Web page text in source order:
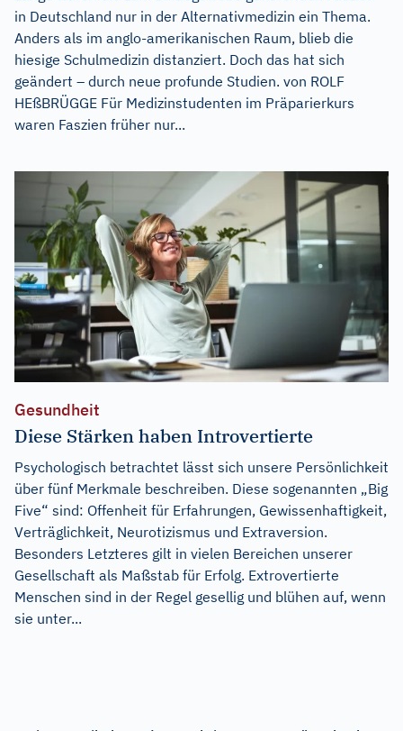
in Deutschland nur in der Alternativmedizin ein Thema.
Anders als im anglo-amerikanischen Raum, blieb die
hiesige Schulmedizin distanziert. Doch das hat sich
geändert – durch neue profunde Studien. von ROLF
HEßBRÜGGE Für Medizinstudenten im Präparierkurs
waren Faszien früher nur...
Gesundheit
Diese Stärken haben Introvertierte
Psychologisch betrachtet lässt sich unsere Persönlichkeit
über fünf Merkmale beschreiben. Diese sogenannten „Big
Five“ sind: Offenheit für Erfahrungen, Gewissenhaftigkeit,
Verträglichkeit, Neurotizismus und Extraversion.
Besonders Letzteres gilt in vielen Bereichen unserer
Gesellschaft als Maßstab für Erfolg. Extrovertierte
Menschen sind in der Regel gesellig und blühen auf, wenn
sie unter...